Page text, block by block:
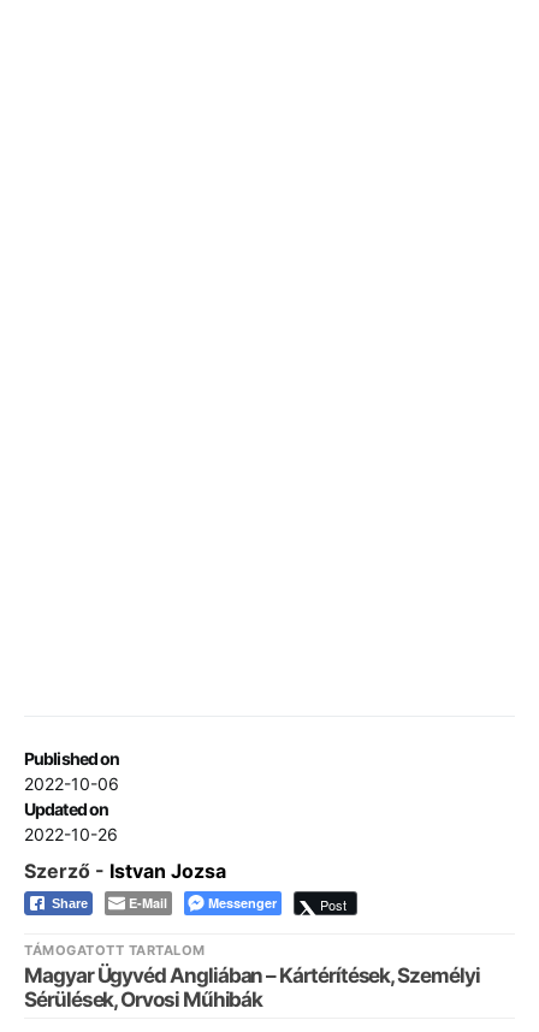
Published on
2022-10-06
Updated on
2022-10-26
Szerző - Istvan Jozsa
Share E-Mail Messenger Post
TÁMOGATOTT TARTALOM
Magyar Ügyvéd Angliában – Kártérítések, Személyi
Sérülések, Orvosi Műhibák